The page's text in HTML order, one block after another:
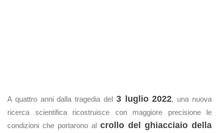
A quattro anni dalla tragedia del 3 luglio 2022, una nuova
ricerca scientifica ricostruisce con maggiore precisione le
condizioni che portarono al crollo del ghiacciaio della